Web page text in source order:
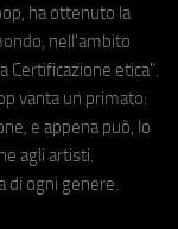
ha ottenuto la
nell'ambito
Certificazione etica".
vanta un primato:
e appena può, lo
agli artisti.
di ogni genere.